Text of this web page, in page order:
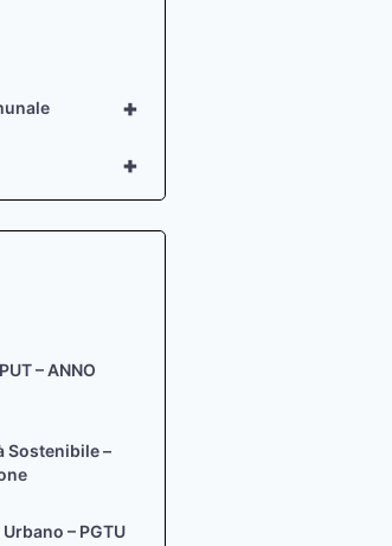
+
+
– ANNO
Sostenibile –
– PGTU